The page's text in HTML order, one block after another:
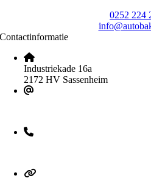
0252 224
Contactinformatie
Industriekade 16a
2172 HV Sassenheim